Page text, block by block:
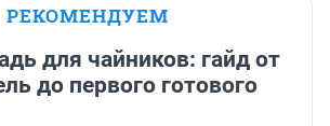
РЕКОМЕНДУЕМ
для чайников: гайд от
до первого готового